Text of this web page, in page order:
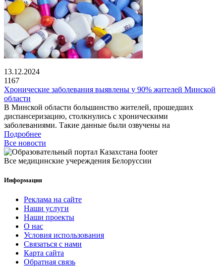
13.12.2024
1167
Хронические заболевания выявлены у 90% жителей Минской
области
В Минской области большинство жителей, прошедших
диспансеризацию, столкнулись с хроническими
заболеваниями. Такие данные были озвучены на
Подробнее
Все новости
Все медицинские учереждения Белоруссии
Информация
Реклама на сайте
Наши услуги
Наши проекты
О нас
Условия использования
Связаться с нами
Карта сайта
Обратная связь